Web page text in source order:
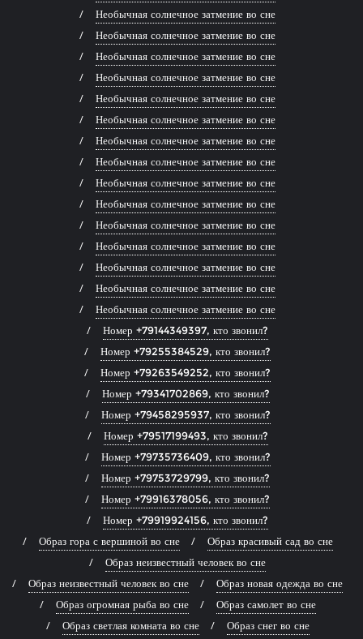
Необычная солнечное затмение во сне
Необычная солнечное затмение во сне
Необычная солнечное затмение во сне
Необычная солнечное затмение во сне
Необычная солнечное затмение во сне
Необычная солнечное затмение во сне
Необычная солнечное затмение во сне
Необычная солнечное затмение во сне
Необычная солнечное затмение во сне
Необычная солнечное затмение во сне
Необычная солнечное затмение во сне
Необычная солнечное затмение во сне
Необычная солнечное затмение во сне
Необычная солнечное затмение во сне
Необычная солнечное затмение во сне
Номер +79144349397, кто звонил?
Номер +79255384529, кто звонил?
Номер +79263549252, кто звонил?
Номер +79341702869, кто звонил?
Номер +79458295937, кто звонил?
Номер +79517199493, кто звонил?
Номер +79735736409, кто звонил?
Номер +79753729799, кто звонил?
Номер +79916378056, кто звонил?
Номер +79919924156, кто звонил?
Образ гора с вершиной во сне
Образ красивый сад во сне
Образ неизвестный человек во сне
Образ неизвестный человек во сне
Образ новая одежда во сне
Образ огромная рыба во сне
Образ самолет во сне
Образ светлая комната во сне
Образ снег во сне